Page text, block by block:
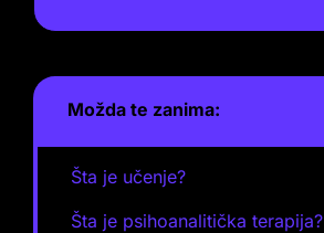
Možda te zanima:
Šta je učenje?
Šta je psihoanalitička terapija?